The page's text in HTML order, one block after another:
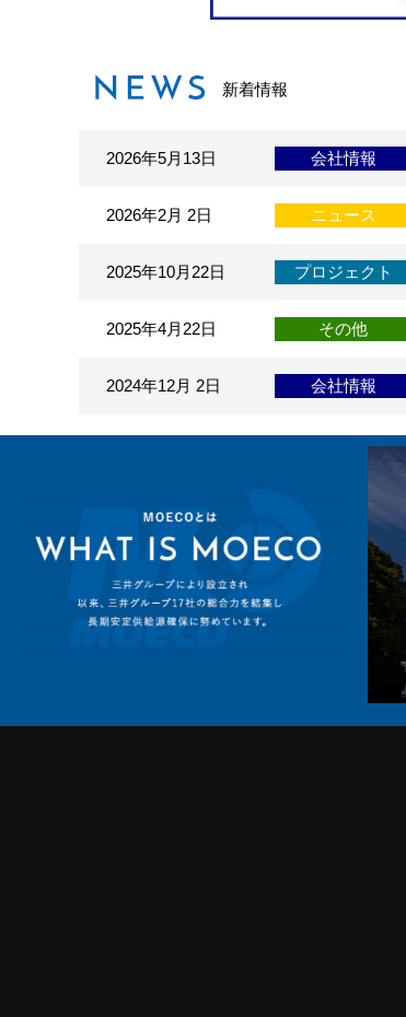
新着情報
2026年5月13日 会社情報
2026年2月 2日 ニュース
2025年10月22日 プロジェクト
2025年4月22日 その他
2024年12月 2日 会社情報